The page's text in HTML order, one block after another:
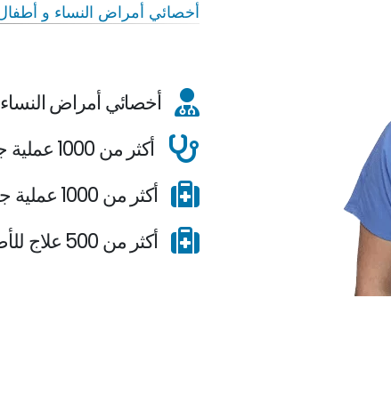
أخصائي أمراض النساء و أطفال
أخصائي أمراض النساء
أكثر من 1000 عملية جراحية بالمنظار لاندومتريوزيس
أكثر من 1000 عملية جراحية بالمنظار لاستئصال الرحم
أكثر من 500 علاج للأطفال الأنابيب